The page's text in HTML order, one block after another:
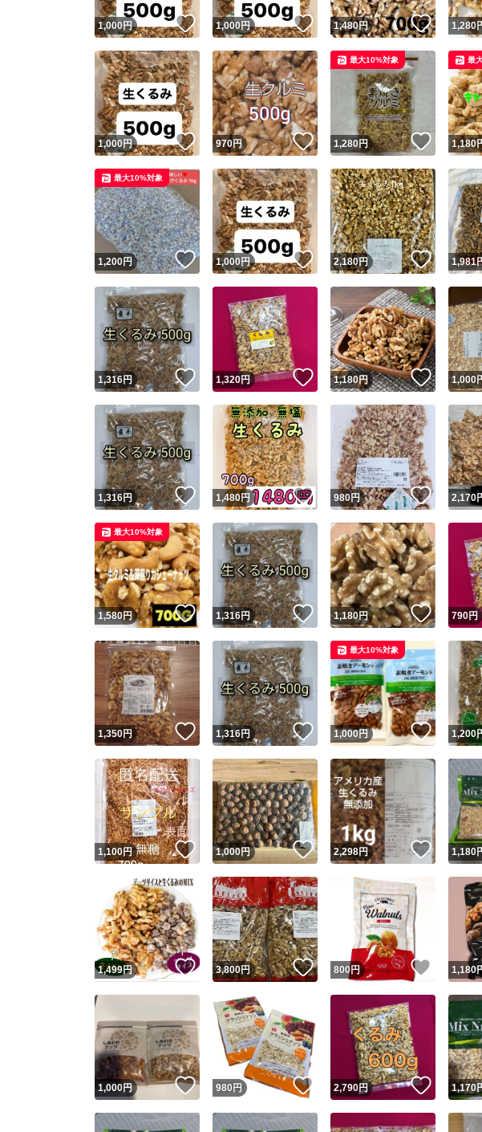
Yahoo!フリマが定めた一定の基
安心取引出品者
安心取引出品者
取引実績
取引実績◯+ この
他フリマ実績◯+ この
スピード&安心発送
※このバッジは実績に基づく表示であ
スピード＆安心発送
このユ
ます
スピード発送 このユ
この
商品画像の 無断転載は禁
コピーは 1商品につき1回
1,000円 いいね！
1,000円 いいね！
1,480円 いいね
1,280
1,000円 いいね！
970円 いいね！
1,280円 いいね
最大10%対象
1,180
最
1,200円 いいね！
最大10%対象
1,000円 いいね！
2,180円 いいね
1,981
1,316円 いいね！
1,320円 いいね！
1,180円 いいね
1,000
1,316円 いいね！
1,480円 いいね！
980円 いいね
2,170
1,580円 いいね！
最大10%対象
1,316円 いいね！
1,180円 いいね
790円
1,350円 いいね！
1,316円 いいね！
1,000円 いいね
最大10%対象
1,200
1,100円 いいね！
1,000円 いいね！
2,298円 いいね
1,180
1,499円 いいね！
3,800円 いいね！
800円 いいね
1,180
1,000円 いいね！
980 円 いいね！
2,790円 いいね
1,170